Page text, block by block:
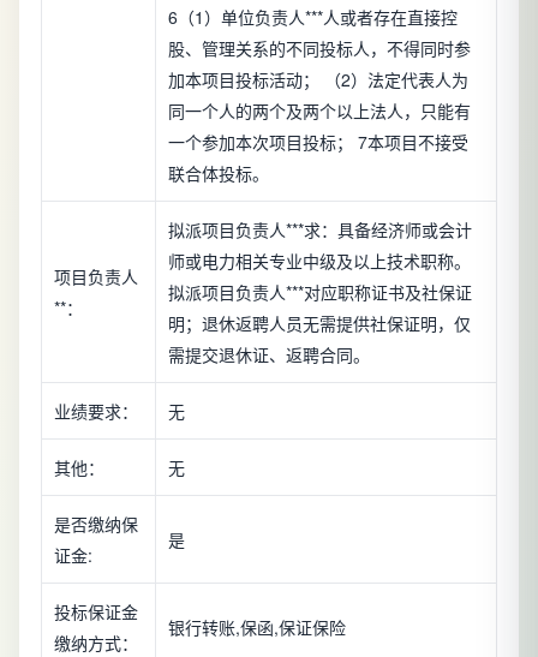
6（1）单位负责人***人或者存在直接控
股、管理关系的不同投标人，不得同时参
加本项目投标活动； （2）法定代表人为
同一个人的两个及两个以上法人，只能有
一个参加本次项目投标； 7本项目不接受
联合体投标。
项目负责人
**：
拟派项目负责人***求：具备经济师或会计
师或电力相关专业中级及以上技术职称。
拟派项目负责人***对应职称证书及社保证
明；退休返聘人员无需提供社保证明，仅
需提交退休证、返聘合同。
业绩要求： 无
其他： 无
是否缴纳保
证金:
是
投标保证金
缴纳方式：
银行转账,保函,保证保险